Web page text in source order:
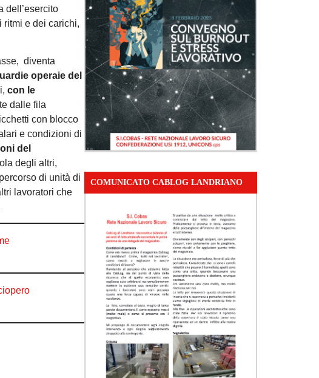
dell’esercito
ritmi e dei carichi,
diventa
operaie del
con le
dalle fila
con blocco
e condizioni di
del
degli altri,
di unità di
lavoratori che
COMUNICATO CABLOG LANDRIANO